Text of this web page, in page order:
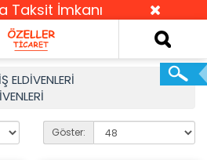
Taksit İmkanı
İŞ ELDİVENLERİ
Göster: